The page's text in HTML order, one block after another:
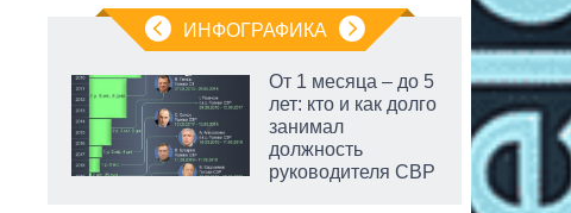
ИНФОГРАФИКА
От 1 месяца – до 5
лет: кто и как долго
занимал
должность
руководителя СВР